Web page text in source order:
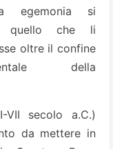
egemonia si
quello che li
oltre il confine
della
VII secolo a.C.)
da mettere in